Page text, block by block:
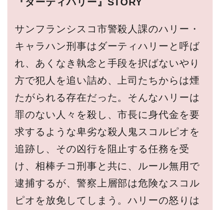
サンフランシスコ市警殺人課のハリー・
キャラハン刑事はダーティハリーと呼ば
れ、あくなき執念と手段を択ばないやり
方で犯人を追い詰め、上司たちからは煙
たがられる存在だった。そんなハリーは
罪のない人々を殺し、市長に身代金を要
求するような卑劣な殺人鬼スコルピオを
追跡し、その凶行を阻止する任務を受
け、相棒チコ刑事と共に、ルール無用で
逮捕するが、警察上層部は危険なスコル
ピオを放免してしまう。ハリーの怒りは